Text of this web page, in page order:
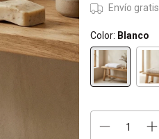
Envío gratis
Color: Blanco